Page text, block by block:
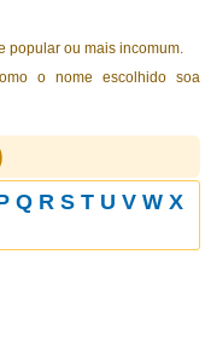
popular ou mais incomum.
o nome escolhido soa
Q R S T U V W X